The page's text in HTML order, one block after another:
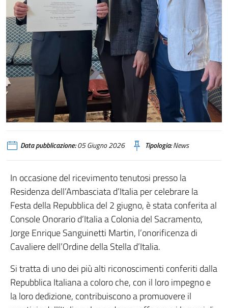
Data pubblicazione:05 Giugno 2026 Tipologia:News
In occasione del ricevimento tenutosi presso la
Residenza dell’Ambasciata d’Italia per celebrare la
Festa della Repubblica del 2 giugno, è stata conferita al
Console Onorario d’Italia a Colonia del Sacramento,
Jorge Enrique Sanguinetti Martin, l’onorificenza di
Cavaliere dell’Ordine della Stella d’Italia.
Si tratta di uno dei più alti riconoscimenti conferiti dalla
Repubblica Italiana a coloro che, con il loro impegno e
la loro dedizione, contribuiscono a promuovere il